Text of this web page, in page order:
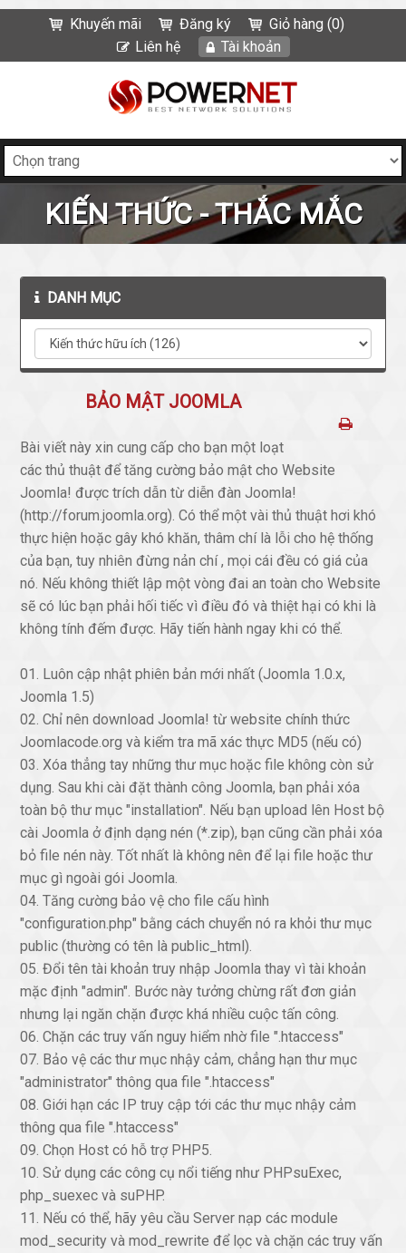
Khuyến mãi Đăng ký
Giỏ hàng (0)
Liên hệ
Tài khoản
KIẾN THỨC - THẮC MẮC
DANH MỤC
BẢO MẬT JOOMLA
Bài viết này xin cung cấp cho bạn một loạt
các thủ thuật để tăng cường bảo mật cho Website
Joomla! được trích dẫn từ diễn đàn Joomla!
(http://forum.joomla.org). Có thể một vài thủ thuật hơi khó
thực hiện hoặc gây khó khăn, thâm chí là lỗi cho hệ thống
của bạn, tuy nhiên đừng nản chí , mọi cái đều có giá của
nó. Nếu không thiết lập một vòng đai an toàn cho Website
sẽ có lúc bạn phải hối tiếc vì điều đó và thiệt hại có khi là
không tính đếm được. Hãy tiến hành ngay khi có thể.
01. Luôn cập nhật phiên bản mới nhất (Joomla 1.0.x,
Joomla 1.5)
02. Chỉ nên download Joomla! từ website chính thức
Joomlacode.org và kiểm tra mã xác thực MD5 (nếu có)
03. Xóa thẳng tay những thư mục hoặc file không còn sử
dụng. Sau khi cài đặt thành công Joomla, bạn phải xóa
toàn bộ thư mục "installation". Nếu bạn upload lên Host bộ
cài Joomla ở định dạng nén (*.zip), bạn cũng cần phải xóa
bỏ file nén này. Tốt nhất là không nên để lại file hoặc thư
mục gì ngoài gói Joomla.
04. Tăng cường bảo vệ cho file cấu hình
"configuration.php" bằng cách chuyển nó ra khỏi thư mục
public (thường có tên là public_html).
05. Đổi tên tài khoản truy nhập Joomla thay vì tài khoản
mặc định "admin". Bước này tưởng chừng rất đơn giản
nhưng lại ngăn chặn được khá nhiều cuộc tấn công.
06. Chặn các truy vấn nguy hiểm nhờ file ".htaccess"
07. Bảo vệ các thư mục nhậy cảm, chẳng hạn thư mục
"administrator" thông qua file ".htaccess"
08. Giới hạn các IP truy cập tới các thư mục nhậy cảm
thông qua file ".htaccess"
09. Chọn Host có hỗ trợ PHP5.
10. Sử dụng các công cụ nổi tiếng như PHPsuExec,
php_suexec và suPHP.
11. Nếu có thể, hãy yêu cầu Server nạp các module
mod_security và mod_rewrite để lọc và chặn các truy vấn